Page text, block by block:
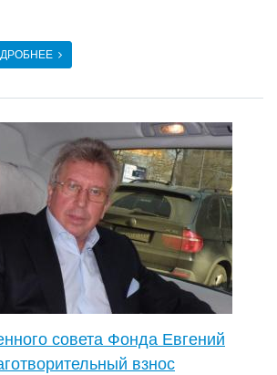
совета Фонда Евгений
взнос